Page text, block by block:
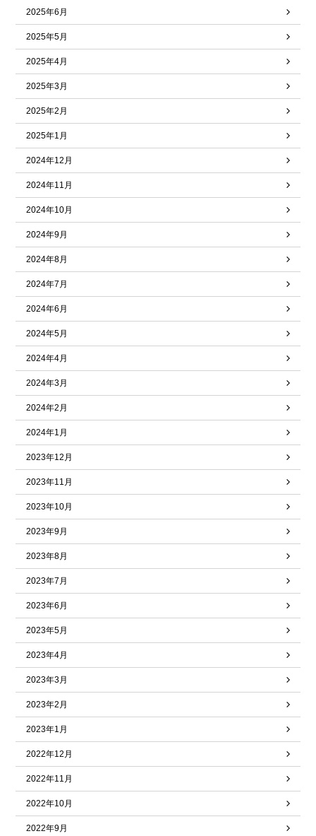
2025年6月
2025年5月
2025年4月
2025年3月
2025年2月
2025年1月
2024年12月
2024年11月
2024年10月
2024年9月
2024年8月
2024年7月
2024年6月
2024年5月
2024年4月
2024年3月
2024年2月
2024年1月
2023年12月
2023年11月
2023年10月
2023年9月
2023年8月
2023年7月
2023年6月
2023年5月
2023年4月
2023年3月
2023年2月
2023年1月
2022年12月
2022年11月
2022年10月
2022年9月